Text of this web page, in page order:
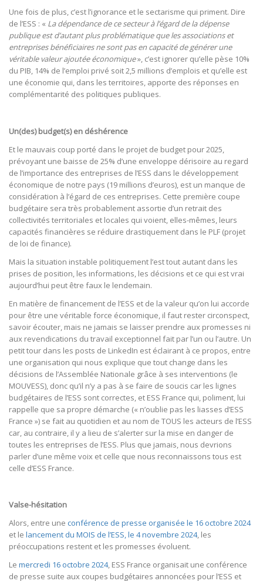
Une fois de plus, c’est l’ignorance et le sectarisme qui priment. Dire
de l’ESS : « La dépendance de ce secteur à l’égard de la dépense
publique est d’autant plus problématique que les associations et
entreprises bénéficiaires ne sont pas en capacité de générer une
véritable valeur ajoutée économique», c’est ignorer qu’elle pèse 10%
du PIB, 14% de l’emploi privé soit 2,5 millions d’emplois et qu’elle est
une économie qui, dans les territoires, apporte des réponses en
complémentarité des politiques publiques.
Un(des) budget(s) en déshérence
Et le mauvais coup porté dans le projet de budget pour 2025,
prévoyant une baisse de 25% d’une enveloppe dérisoire au regard
de l’importance des entreprises de l’ESS dans le développement
économique de notre pays (19 millions d’euros), est un manque de
considération à l’égard de ces entreprises. Cette première coupe
budgétaire sera très probablement assortie d’un retrait des
collectivités territoriales et locales qui voient, elles-mêmes, leurs
capacités financières se réduire drastiquement dans le PLF (projet
de loi de finance).
Mais la situation instable politiquement l’est tout autant dans les
prises de position, les informations, les décisions et ce qui est vrai
aujourd’hui peut être faux le lendemain.
En matière de financement de l’ESS et de la valeur qu’on lui accorde
pour être une véritable force économique, il faut rester circonspect,
savoir écouter, mais ne jamais se laisser prendre aux promesses ni
aux revendications du travail exceptionnel fait par l’un ou l’autre. Un
petit tour dans les posts de LinkedIn est éclairant à ce propos, entre
une organisation qui nous explique que tout change dans les
décisions de l’Assemblée Nationale grâce à ses interventions (le
MOUVESS), donc qu’il n’y a pas à se faire de soucis car les lignes
budgétaires de l’ESS sont correctes, et ESS France qui, poliment, lui
rappelle que sa propre démarche (« n’oublie pas les liasses d’ESS
France ») se fait au quotidien et au nom de TOUS les acteurs de l’ESS
car, au contraire, il y a lieu de s’alerter sur la mise en danger de
toutes les entreprises de l’ESS. Plus que jamais, nous devrions
parler d’une même voix et celle que nous reconnaissons tous est
celle d’ESS France.
Valse-hésitation
Alors, entre une conférence de presse organisée le 16 octobre 2024
et le lancement du MOIS de l’ESS, le 4 novembre 2024, les
préoccupations restent et les promesses évoluent.
Le mercredi 16 octobre 2024, ESS France organisait une conférence
de presse suite aux coupes budgétaires annoncées pour l’ESS et